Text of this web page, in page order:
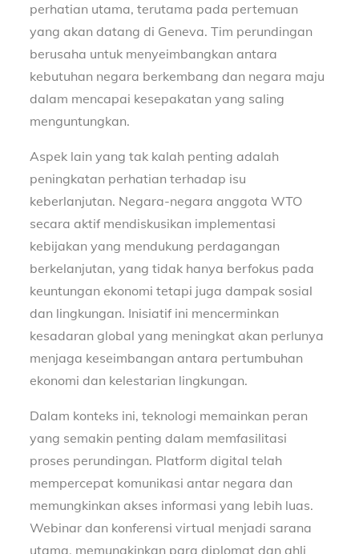
perhatian utama, terutama pada pertemuan
yang akan datang di Geneva. Tim perundingan
berusaha untuk menyeimbangkan antara
kebutuhan negara berkembang dan negara maju
dalam mencapai kesepakatan yang saling
menguntungkan.
Aspek lain yang tak kalah penting adalah
peningkatan perhatian terhadap isu
keberlanjutan. Negara-negara anggota WTO
secara aktif mendiskusikan implementasi
kebijakan yang mendukung perdagangan
berkelanjutan, yang tidak hanya berfokus pada
keuntungan ekonomi tetapi juga dampak sosial
dan lingkungan. Inisiatif ini mencerminkan
kesadaran global yang meningkat akan perlunya
menjaga keseimbangan antara pertumbuhan
ekonomi dan kelestarian lingkungan.
Dalam konteks ini, teknologi memainkan peran
yang semakin penting dalam memfasilitasi
proses perundingan. Platform digital telah
mempercepat komunikasi antar negara dan
memungkinkan akses informasi yang lebih luas.
Webinar dan konferensi virtual menjadi sarana
utama, memungkinkan para diplomat dan ahli